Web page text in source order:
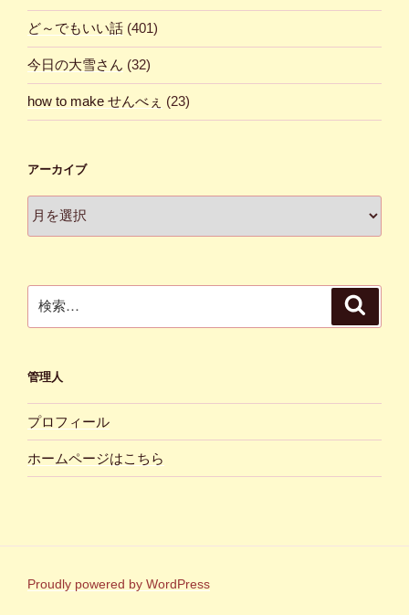
ど～でもいい話 (401)
今日の大雪さん (32)
how to make せんべぇ (23)
アーカイブ
ー
索:
管理人
プロフィール
ホームページはこちら
Proudly powered by WordPress